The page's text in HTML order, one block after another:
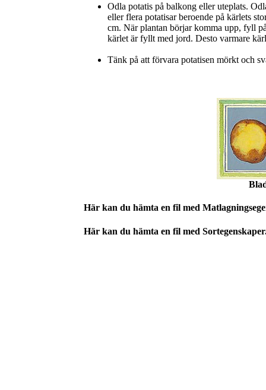
Odla potatis på balkong eller uteplats.
eller flera potatisar beroende på kärlets
cm. När plantan börjar komma upp, fyll
kärlet är fyllt med jord. Desto varmare
Tänk på att förvara potatisen mörkt och
Här kan du hämta en fil med
Här kan du hämta en fil med